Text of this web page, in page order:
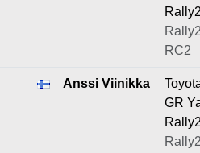
RC2
Anssi Viinikka
GR